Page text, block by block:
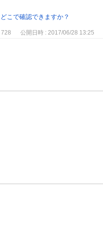
こで確認できますか？
728 公開日時 : 2017/06/28 13:25